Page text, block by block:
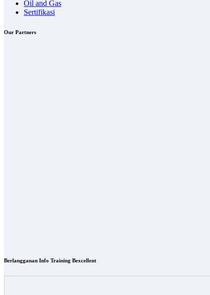
Oil and Gas
Sertifikasi
Our Partners
Berlangganan Info Training Bexcellent